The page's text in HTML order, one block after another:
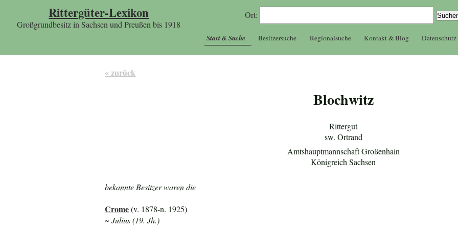
Rittergüter-Lexikon
Großgrundbesitz in Sachsen und Preußen bis 1918
Ort:
Start & Suche Besitzersuche Regionalsuche Kontakt & Blog Datenschutz
« zurück
Blochwitz
Rittergut
sw. Ortrand
Amtshauptmannschaft Großenhain
Königreich Sachsen
bekannte Besitzer waren die
Crome(v. 1878-n. 1925)
~ Julius (19. Jh.)